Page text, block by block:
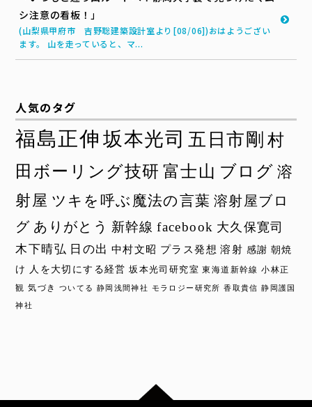
シ注意の看板！」
(山梨県甲府市 吉野聡建築設計室より[08/06])おはようござい
ます。 山を走っていると、マ...
人気のタグ
福島正伸 坂本光司 五日市剛 村
田ボーリング技研 富士山 ブログ 溶
射屋 ツキを呼ぶ魔法の言葉 溶射屋ブロ
グ ありがとう 新幹線 facebook 大久保寛司
木下晴弘 日の出 中村文昭 プラス発想 溶射 感謝 朝焼
け 人を大切にする経営 坂本光司研究室 東海道新幹線 小林正
観 気づき ついてる 静岡浅間神社 モラロジー研究所 香取貴信 静岡護国
神社